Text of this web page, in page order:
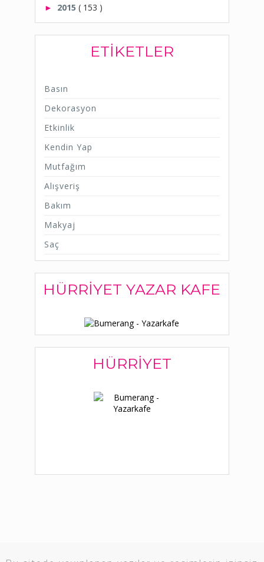
► 2015 ( 153 )
ETIKETLER
Basın
Dekorasyon
Etkinlik
Kendin Yap
Mutfağım
Alışveriş
Bakım
Makyaj
Saç
HÜRRIYET YAZAR KAFE
HÜRRIYET